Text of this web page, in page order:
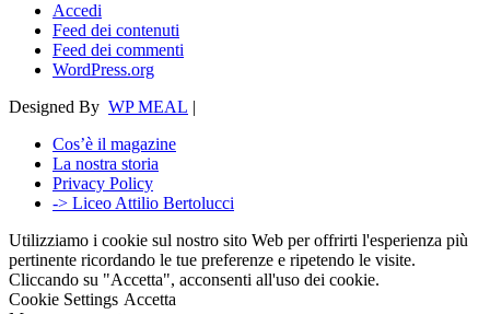
Accedi
Feed dei contenuti
Feed dei commenti
WordPress.org
Designed By WP MEAL |
Cos’è il magazine
La nostra storia
Privacy Policy
-> Liceo Attilio Bertolucci
Utilizziamo i cookie sul nostro sito Web per offrirti l'esperienza più
pertinente ricordando le tue preferenze e ripetendo le visite.
Cliccando su "Accetta", acconsenti all'uso dei cookie.
Cookie Settings Accetta